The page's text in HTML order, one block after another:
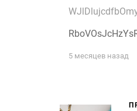
5 месяцев назад